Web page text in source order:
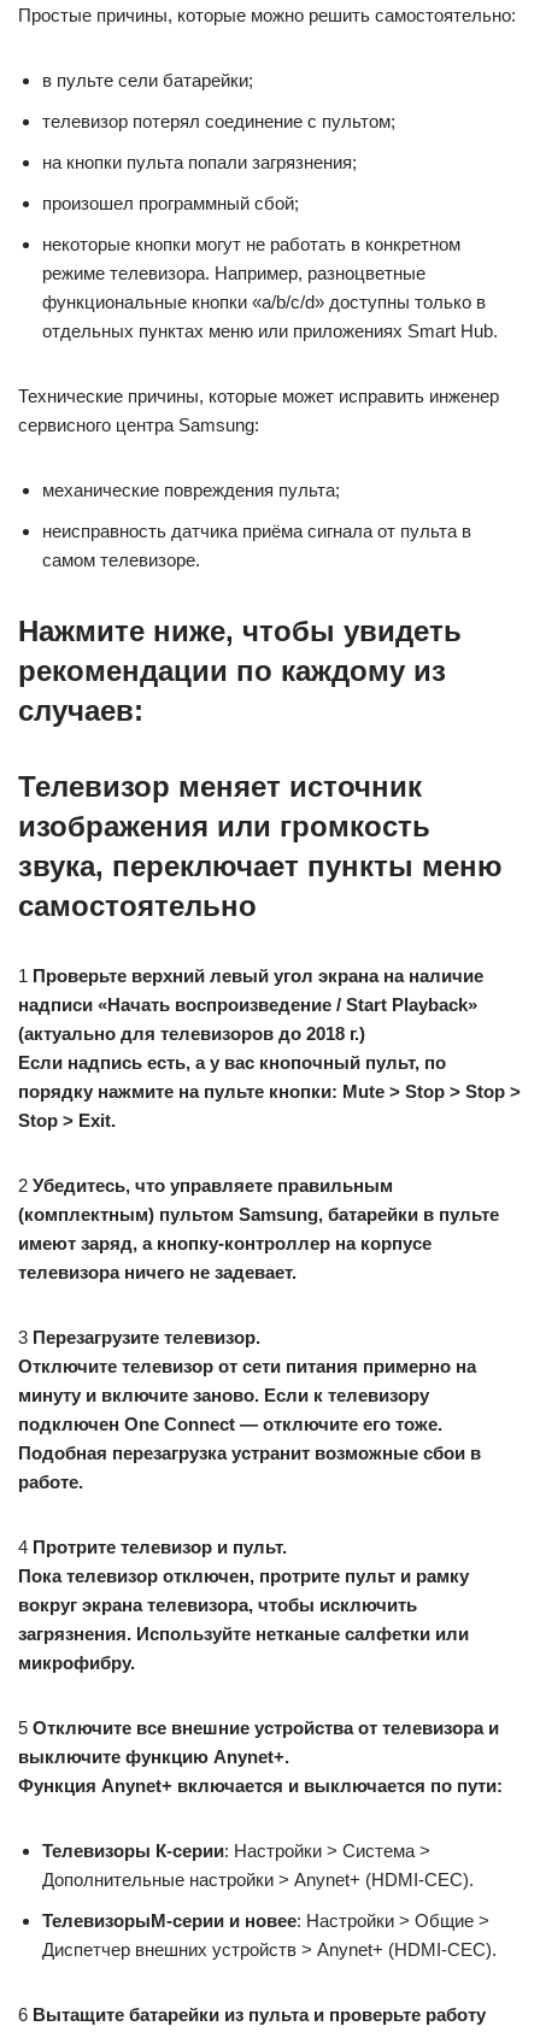
Простые причины, которые можно решить самостоятельно:
в пульте сели батарейки;
телевизор потерял соединение с пультом;
на кнопки пульта попали загрязнения;
произошел программный сбой;
некоторые кнопки могут не работать в конкретном
режиме телевизора. Например, разноцветные
функциональные кнопки «a/b/c/d» доступны только в
отдельных пунктах меню или приложениях Smart Hub.
Технические причины, которые может исправить инженер
сервисного центра Samsung:
механические повреждения пульта;
неисправность датчика приёма сигнала от пульта в
самом телевизоре.
Нажмите ниже, чтобы увидеть
рекомендации по каждому из
случаев:
Телевизор меняет источник
изображения или громкость
звука, переключает пункты меню
самостоятельно
1 Проверьте верхний левый угол экрана на наличие
надписи «Начать воспроизведение / Start Playback»
(актуально для телевизоров до 2018 г.)
Если надпись есть, а у вас кнопочный пульт, по
порядку нажмите на пульте кнопки: Mute > Stop > Stop >
Stop > Exit.
2 Убедитесь, что управляете правильным
(комплектным) пультом Samsung, батарейки в пульте
имеют заряд, а кнопку-контроллер на корпусе
телевизора ничего не задевает.
3 Перезагрузите телевизор.
Отключите телевизор от сети питания примерно на
минуту и включите заново. Если к телевизору
подключен One Connect — отключите его тоже.
Подобная перезагрузка устранит возможные сбои в
работе.
4 Протрите телевизор и пульт.
Пока телевизор отключен, протрите пульт и рамку
вокруг экрана телевизора, чтобы исключить
загрязнения. Используйте нетканые салфетки или
микрофибру.
5 Отключите все внешние устройства от телевизора и
выключите функцию Anynet+.
Функция Anynet+ включается и выключается по пути:
Телевизоры К-серии: Настройки > Система >
Дополнительные настройки > Anynet+ (HDMI-CEC).
ТелевизорыM-серии и новее: Настройки > Общие >
Диспетчер внешних устройств > Anynet+ (HDMI-CEC).
6 Вытащите батарейки из пульта и проверьте работу